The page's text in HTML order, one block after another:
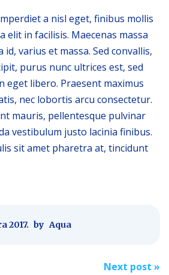
a nisl eget, finibus mollis
elit in facilisis. Maecenas massa
varius et massa. Sed convallis,
purus nunc ultrices est, sed
eget libero. Praesent maximus
nec lobortis arcu consectetur.
mauris, pellentesque pulvinar
vestibulum justo lacinia finibus.
sit amet pharetra at, tincidunt
2017. by Aqua
Next post »